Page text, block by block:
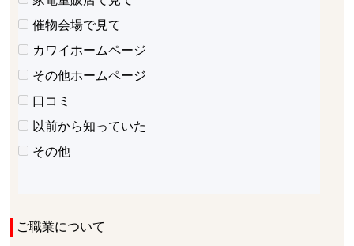
催物会場で見て
カワイホームページ
その他ホームページ
口コミ
以前から知っていた
その他
ご職業について